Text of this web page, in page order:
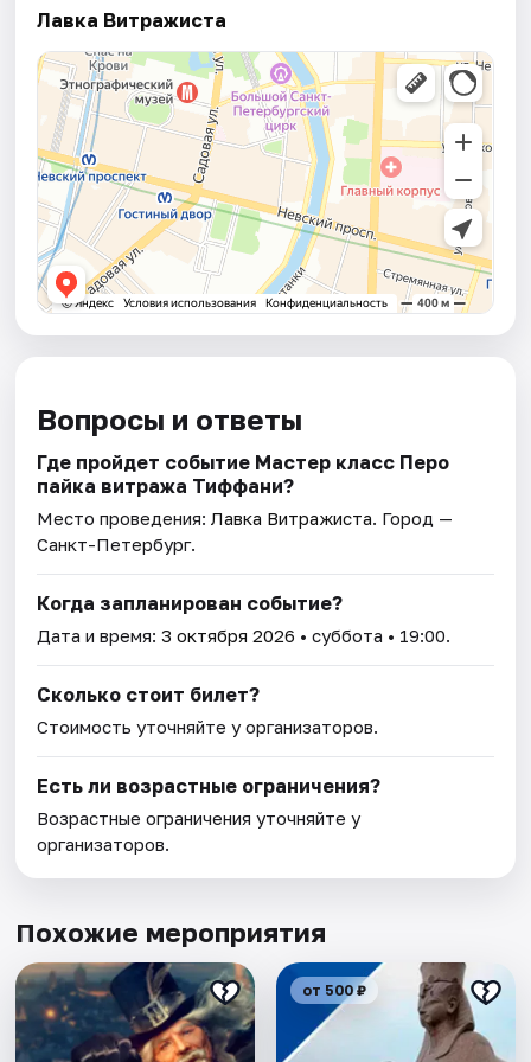
Лавка Витражиста
Вопросы и ответы
Где пройдет событие Мастер класс Перо
пайка витража Тиффани?
Место проведения:Лавка Витражиста. Город —
Санкт-Петербург.
Когда запланирован событие?
Дата и время:3 октября 2026 • суббота • 19:00.
Сколько стоит билет?
Стоимость уточняйте у организаторов.
Есть ли возрастные ограничения?
Возрастные ограничения уточняйте у
организаторов.
Похожие мероприятия
от 500 ₽